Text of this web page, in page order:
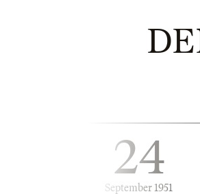
24
September 1951